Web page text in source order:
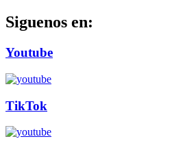
Siguenos en:
Youtube
TikTok